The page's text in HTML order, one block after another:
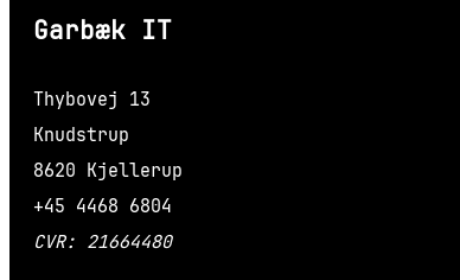
Garbæk IT
Thybovej 13
Knudstrup
8620 Kjellerup
+45 4468 6804
CVR: 21664480